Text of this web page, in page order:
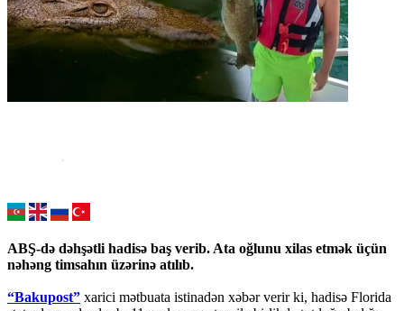
ABŞ-də dəhşətli hadisə baş verib. Ata oğlunu xilas etmək üçün
nəhəng timsahın üzərinə atılıb.
“Bakupost” xarici mətbuata istinadən xəbər verir ki, hadisə Florida